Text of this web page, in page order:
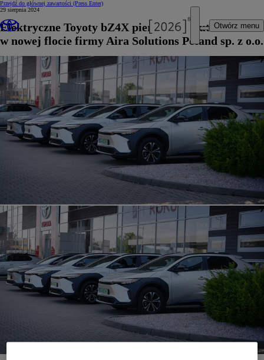
Przejdź do głównej zawartości (Press Enter)
Otwórz menu
29 sierpnia 2024
Elektryczne Toyoty bZ4X pierwszymi autami
w nowej flocie firmy Aira Solutions Poland sp. z o.o.